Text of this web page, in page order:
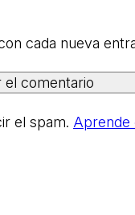
cada nueva
el spam. Aprende